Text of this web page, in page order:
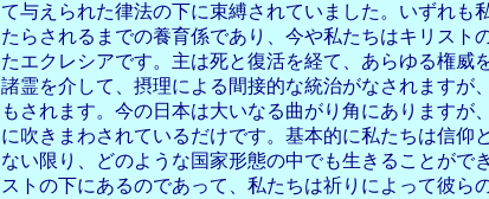
て与えられた律法の下に束縛されていました。いずれも
たらされるまでの養育係であり、今や私たちはキリスト
たエクレシアです。主は死と復活を経て、あらゆる権威
諸霊を介して、摂理による間接的な統治がなされますが
もされます。今の日本は大いなる曲がり角にありますが
に吹きまわされているだけです。基本的に私たちは信仰
ない限り、どのような国家形態の中でも生きることがで
ストの下にあるのであって、私たちは祈りによって彼ら